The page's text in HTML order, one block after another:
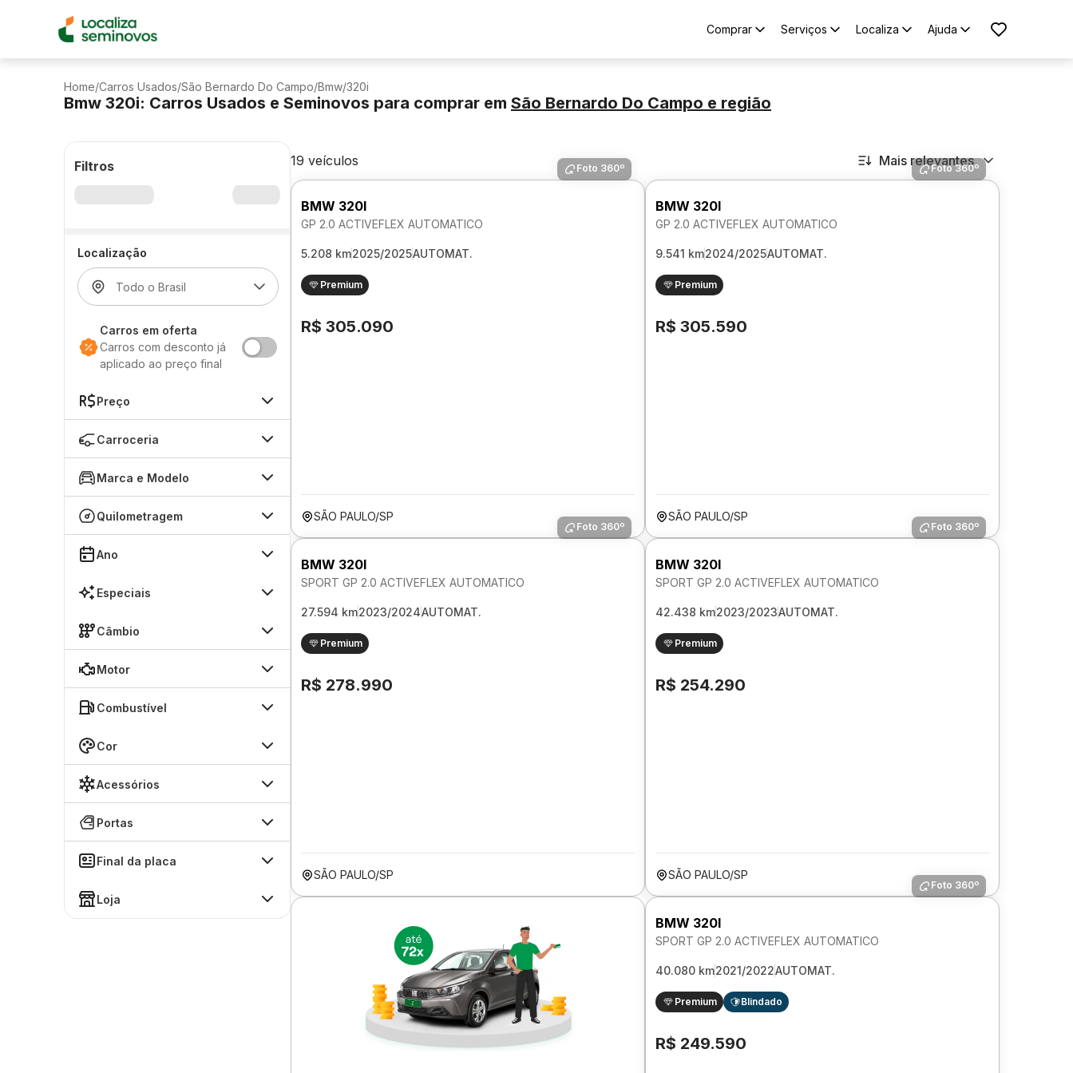
Comprar Serviços Localiza Ajuda
Home/Carros Usados/São Bernardo Do Campo/Bmw/320i
Bmw 320i: Carros Usados e Seminovos para comprar em São Bernardo Do Campo e região
Filtros
Localização
Carros em oferta
Carros com desconto já
aplicado ao preço final
Preço
Carroceria
Marca e Modelo
Quilometragem
Ano
Especiais
Câmbio
Motor
Combustível
Cor
Acessórios
Portas
Final da placa
Loja
19 veículos Mais relevantes
Foto 360º
BMW 320I
GP 2.0 ACTIVEFLEX AUTOMATICO
5.208 km2025/2025AUTOMAT.
Premium
R$ 305.090
SÃO PAULO/SP
Foto 360º
BMW 320I
GP 2.0 ACTIVEFLEX AUTOMATICO
9.541 km2024/2025AUTOMAT.
Premium
R$ 305.590
SÃO PAULO/SP
Foto 360º
BMW 320I
SPORT GP 2.0 ACTIVEFLEX AUTOMATICO
27.594 km2023/2024AUTOMAT.
Premium
R$ 278.990
SÃO PAULO/SP
Foto 360º
BMW 320I
SPORT GP 2.0 ACTIVEFLEX AUTOMATICO
42.438 km2023/2023AUTOMAT.
Premium
R$ 254.290
SÃO PAULO/SP
Foto 360º
BMW 320I
SPORT GP 2.0 ACTIVEFLEX AUTOMATICO
40.080 km2021/2022AUTOMAT.
Premium Blindado
R$ 249.590